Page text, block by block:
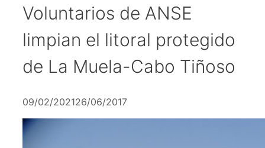
Voluntarios de ANSE
limpian el litoral protegido
de La Muela-Cabo Tiñoso
09/02/202126/06/2017